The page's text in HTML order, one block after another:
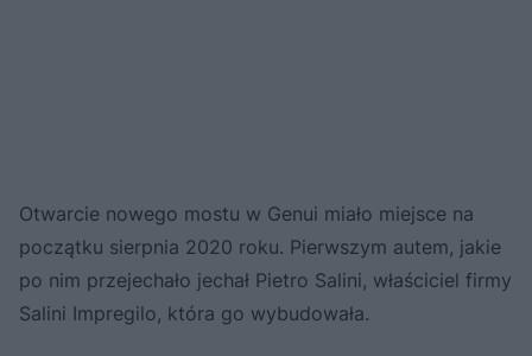
Otwarcie nowego mostu w Genui miało miejsce na
początku sierpnia 2020 roku. Pierwszym autem, jakie
po nim przejechało jechał Pietro Salini, właściciel firmy
Salini Impregilo, która go wybudowała.